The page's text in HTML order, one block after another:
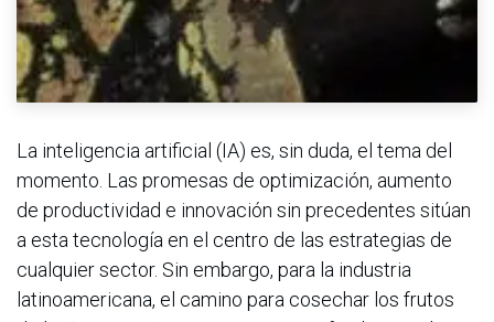
La inteligencia artificial (IA) es, sin duda, el tema del
momento. Las promesas de optimización, aumento
de productividad e innovación sin precedentes sitúan
a esta tecnología en el centro de las estrategias de
cualquier sector. Sin embargo, para la industria
latinoamericana, el camino para cosechar los frutos